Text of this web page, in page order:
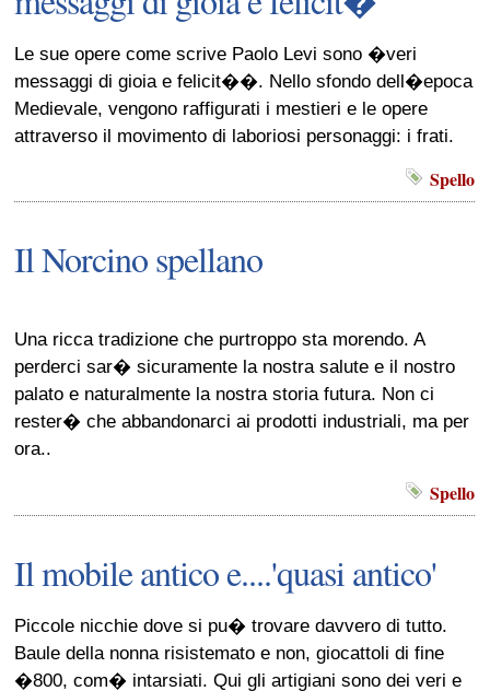
Le sue opere come scrive Paolo Levi sono �veri
messaggi di gioia e felicit��. Nello sfondo dell�epoca
Medievale, vengono raffigurati i mestieri e le opere
attraverso il movimento di laboriosi personaggi: i frati.
Spello
Il Norcino spellano
Una ricca tradizione che purtroppo sta morendo. A
perderci sar� sicuramente la nostra salute e il nostro
palato e naturalmente la nostra storia futura. Non ci
rester� che abbandonarci ai prodotti industriali, ma per
ora..
Spello
Il mobile antico e....'quasi antico'
Piccole nicchie dove si pu� trovare davvero di tutto.
Baule della nonna risistemato e non, giocattoli di fine
�800, com� intarsiati. Qui gli artigiani sono dei veri e